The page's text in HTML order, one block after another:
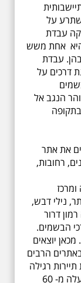
על
עבדת
עבדת היא אחת משש
עבדת
דרכים על
הנגב אל
את אתר
רחובות,
נילי דבש,
דרור
הבשמים.
יוצאים
הרבים
רגילה
מגיעים לבקר בעיר העתיקה של עבדת למעלה מ- 60